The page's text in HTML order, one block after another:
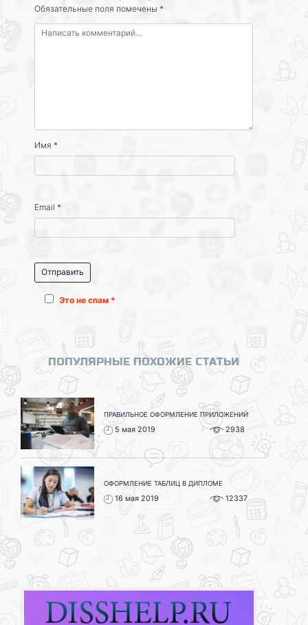
Обязательные поля помечены *
Имя *
Email *
Это не спам *
ПОПУЛЯРНЫЕ ПОХОЖИЕ СТАТЬИ
ПРАВИЛЬНОЕ ОФОРМЛЕНИЕ ПРИЛОЖЕНИЙ
5 мая 2019 2938
ОФОРМЛЕНИЕ ТАБЛИЦ В ДИПЛОМЕ
16 мая 2019 12337